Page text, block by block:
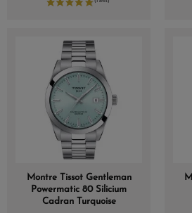
Montre Tissot Gentleman
Powermatic 80 Silicium
Cadran Turquoise